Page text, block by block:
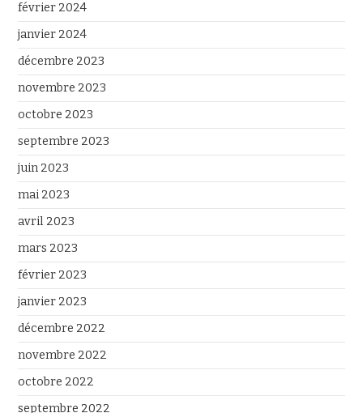
février 2024
janvier 2024
décembre 2023
novembre 2023
octobre 2023
septembre 2023
juin 2023
mai 2023
avril 2023
mars 2023
février 2023
janvier 2023
décembre 2022
novembre 2022
octobre 2022
septembre 2022